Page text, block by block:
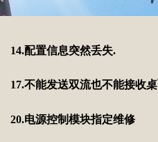
14.配置信息突然丢失.
17.不能发送双流也不能接收
20.电源控制模块指定维修